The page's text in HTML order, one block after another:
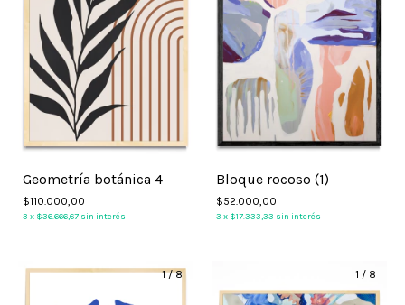
Geometría botánica 4
$110.000,00
3 x $36.666,67 sin interés
Bloque rocoso (1)
$52.000,00
3 x $17.333,33 sin interés
1/8 1 / 8